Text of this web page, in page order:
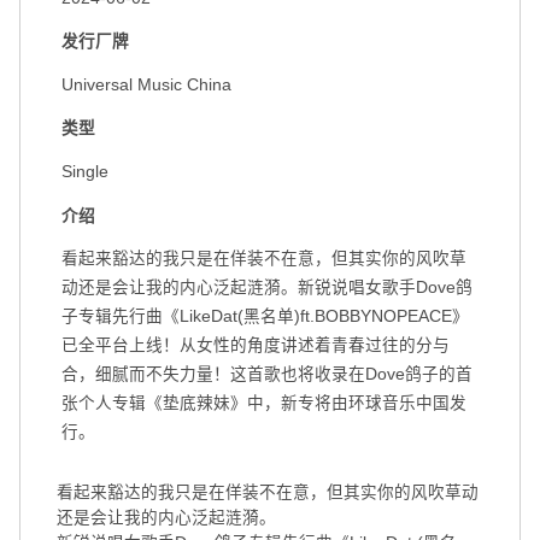
发行厂牌
Universal Music China
类型
Single
介绍
看起来豁达的我只是在佯装不在意，但其实你的风吹草
动还是会让我的内心泛起涟漪。新锐说唱女歌手Dove鸽
子专辑先行曲《LikeDat(黑名单)ft.BOBBYNOPEACE》
已全平台上线！从女性的角度讲述着青春过往的分与
合，细腻而不失力量！这首歌也将收录在Dove鸽子的首
张个人专辑《垫底辣妹》中，新专将由环球音乐中国发
行。
看起来豁达的我只是在佯装不在意，但其实你的风吹草动
还是会让我的内心泛起涟漪。